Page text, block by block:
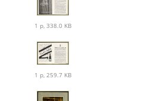
1 p, 338.0 KB
1 p, 259.7 KB